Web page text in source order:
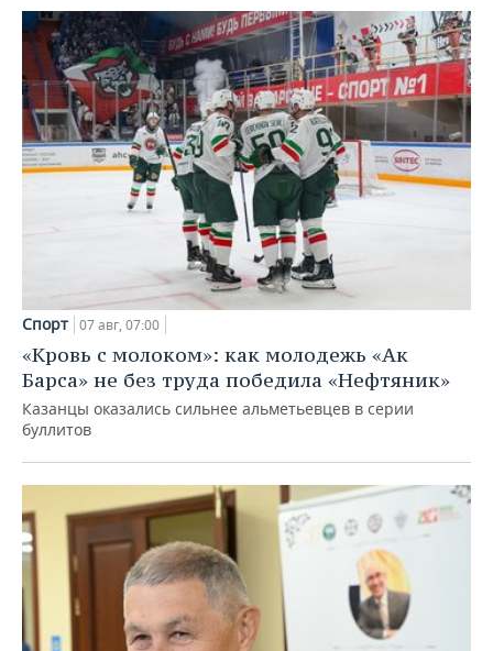
Спорт 07 авг, 07:00
«Кровь с молоком»: как молодежь «Ак
Барса» не без труда победила «Нефтяник»
Казанцы оказались сильнее альметьевцев в серии
буллитов